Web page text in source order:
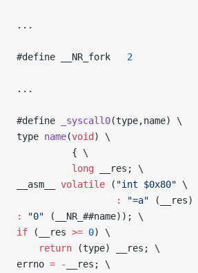
...
#define __NR_fork 2
...
#define _syscall0(type,name) \
type name(void ) \
          { \
          long
__res; \
__asm__ volatile ( "int $0x80" \
                  :
"=a"
:
"0" (__NR_##name)); \
if (__res >= 0) \
    return
(type) __res; \
errno = -
__res; \